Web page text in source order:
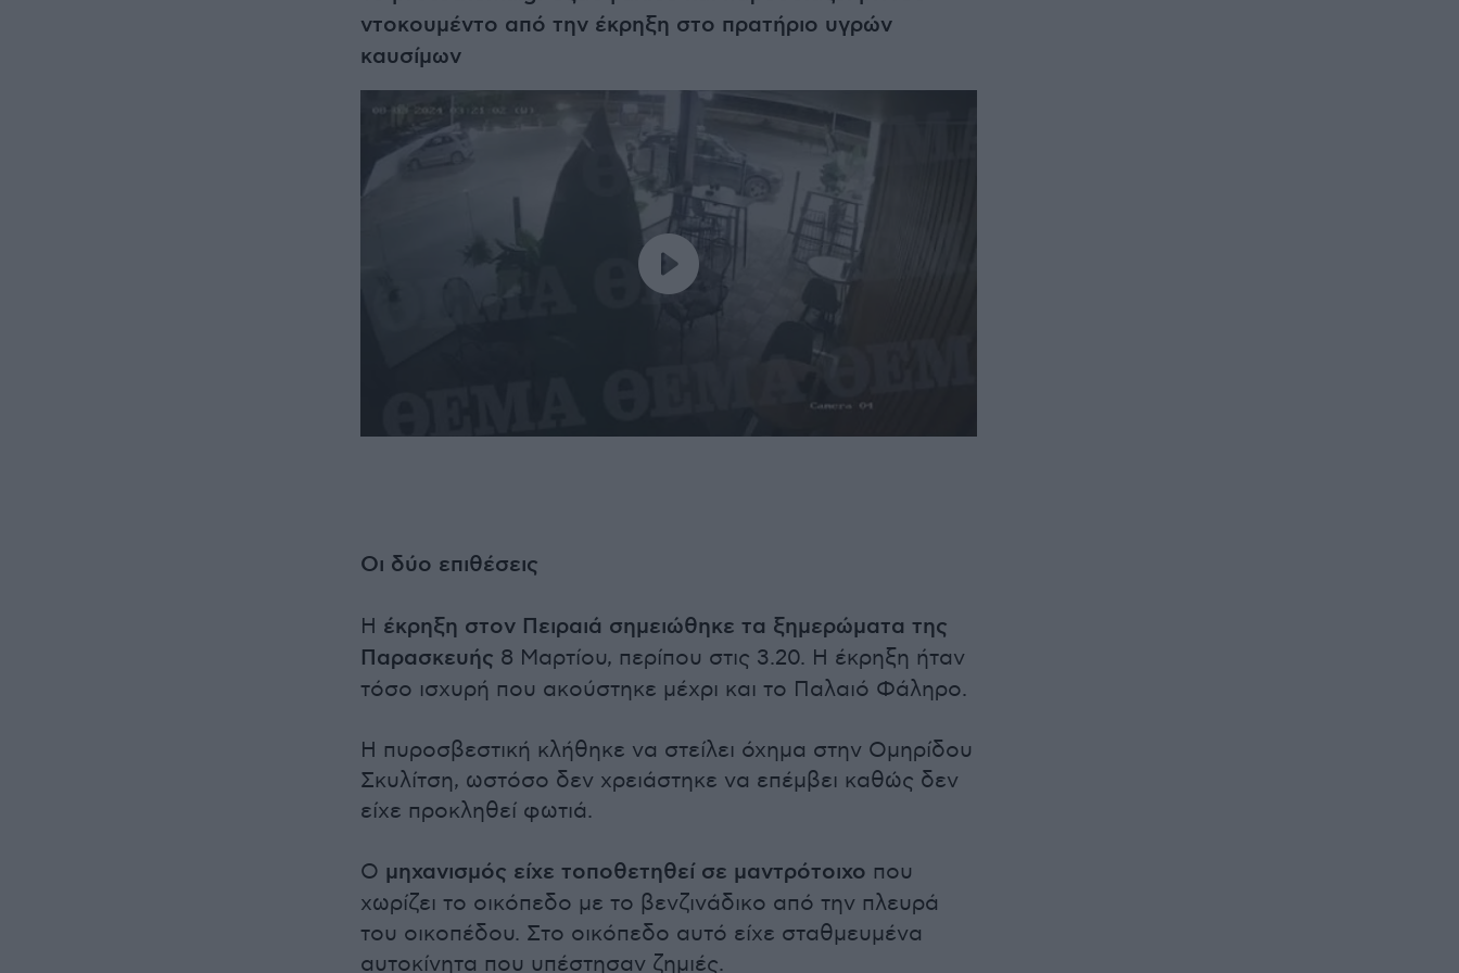
ντοκουμέντο από την έκρηξη στο πρατήριο υγρών
καυσίμων
Οι δύο επιθέσεις
Η έκρηξη στον Πειραιά σημειώθηκε τα ξημερώματα της
Παρασκευής 8 Μαρτίου, περίπου στις 3.20. Η έκρηξη ήταν
τόσο ισχυρή που ακούστηκε μέχρι και το Παλαιό Φάληρο.
Η πυροσβεστική κλήθηκε να στείλει όχημα στην Ομηρίδου
Σκυλίτση, ωστόσο δεν χρειάστηκε να επέμβει καθώς δεν
είχε προκληθεί φωτιά.
Ο μηχανισμός είχε τοποθετηθεί σε μαντρότοιχο που
χωρίζει το οικόπεδο με το βενζινάδικο από την πλευρά
του οικοπέδου. Στο οικόπεδο αυτό είχε σταθμευμένα
αυτοκίνητα που υπέστησαν ζημιές.